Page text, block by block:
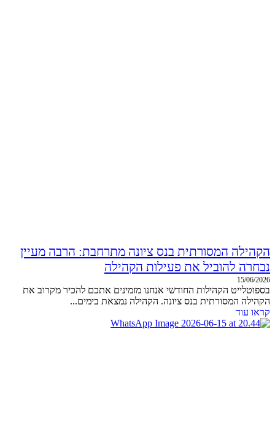
הקהילה המסורתית בנס ציונה מתרחבת: הרבה מעיין
נבחרה להוביל את פעילות הקהילה
15/06/2026
בספוטלייט הקהילות החודשי אנחנו מזמינים אתכם להכיר מקרוב את
הקהילה המסורתית בנס ציונה. הקהילה נמצאת בימים...
קראו עוד